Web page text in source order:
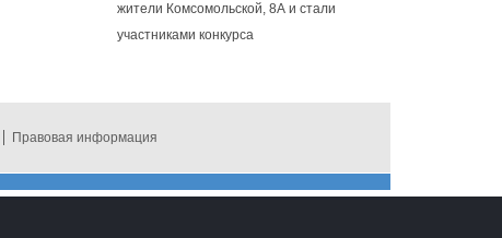
жители Комсомольской, 8А и стали
участниками конкурса
Правовая информация